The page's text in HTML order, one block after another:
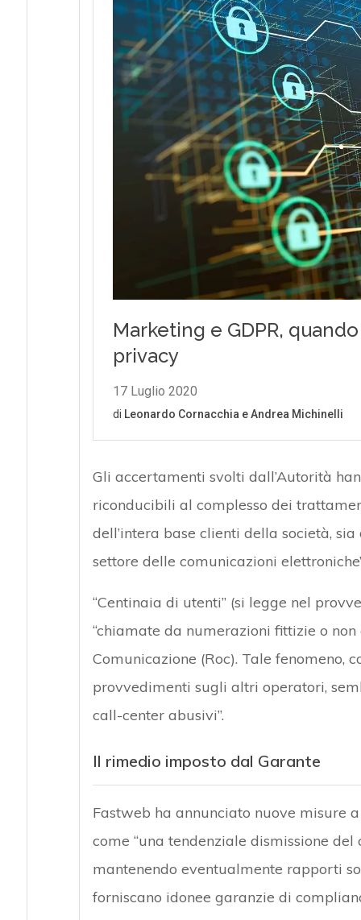
Gli accertamenti svolti dall’Autorità
riconducibili al complesso dei
dell’intera base clienti della società,
settore delle comunicazioni
“Centinaia di utenti” (si legge nel
“chiamate da numerazioni fittizie o
Comunicazione (Roc). Tale fenomeno,
provvedimenti sugli altri operatori,
call-center abusivi”.
Il rimedio imposto dal Garante
Fastweb ha annunciato nuove misure
come “una tendenziale dismissione
mantenendo eventualmente rapporti
forniscano idonee garanzie di